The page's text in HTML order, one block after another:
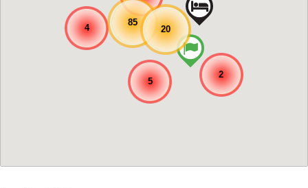
4
5
85
20
2